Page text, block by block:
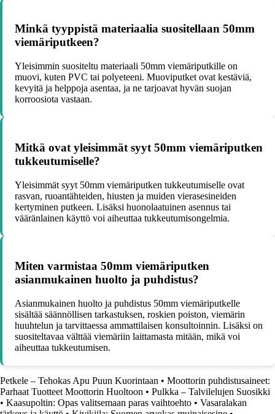
Minkä tyyppistä materiaalia suositellaan 50mm
viemäriputkeen?
Yleisimmin suositeltu materiaali 50mm viemäriputkille on
muovi, kuten PVC tai polyeteeni. Muoviputket ovat kestäviä,
kevyitä ja helppoja asentaa, ja ne tarjoavat hyvän suojan
korroosiota vastaan.
Mitkä ovat yleisimmät syyt 50mm viemäriputken
tukkeutumiselle?
Yleisimmät syyt 50mm viemäriputken tukkeutumiselle ovat
rasvan, ruoantähteiden, hiusten ja muiden vierasesineiden
kertyminen putkeen. Lisäksi huonolaatuinen asennus tai
vääränlainen käyttö voi aiheuttaa tukkeutumisongelmia.
Miten varmistaa 50mm viemäriputken
asianmukainen huolto ja puhdistus?
Asianmukainen huolto ja puhdistus 50mm viemäriputkelle
sisältää säännöllisen tarkastuksen, roskien poiston, viemärin
huuhtelun ja tarvittaessa ammattilaisen konsultoinnin. Lisäksi on
suositeltavaa välttää viemäriin laittamasta mitään, mikä voi
aiheuttaa tukkeutumisen.
Petkele – Tehokas Apu Puun Kuorintaan • Moottorin puhdistusaineet:
Parhaat Tuotteet Moottorin Huoltoon • Pulkka – Talvilelujen Suosikki
• Kaasupoltin: Opas valitsemaan paras vaihtoehto • Vasaralakan